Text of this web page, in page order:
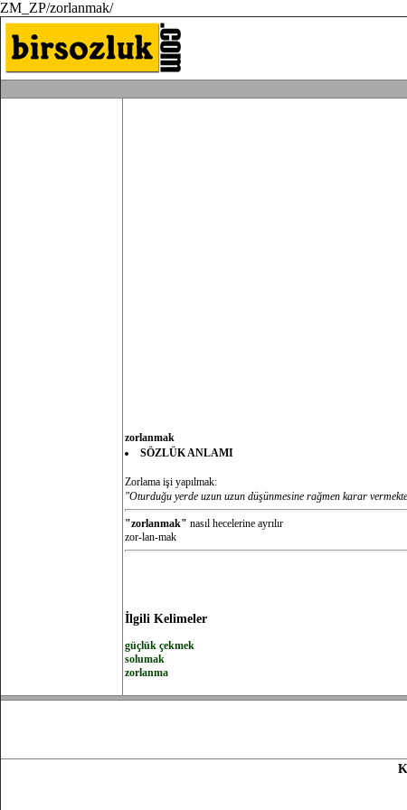
ZM_ZP/zorlanmak/
zorlanmak
SÖZLÜK ANLAMI
Zorlama işi yapılmak:
"Oturduğu yerde uzun uzun düşünmesine rağmen karar
"zorlanmak" nasıl hecelerine ayrılır
zor-lan-mak
İlgili Kelimeler
güçlük çekmek
solumak
zorlanma